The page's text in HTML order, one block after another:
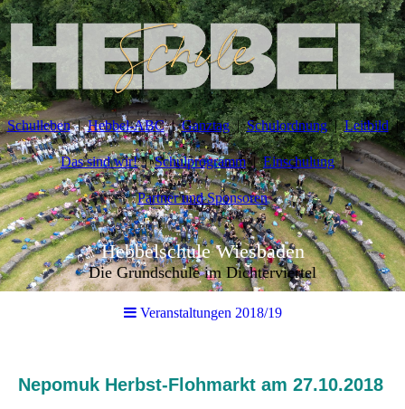
Schulleben Hebbel-ABC Ganztag Schulordnung Leitbild
Das sind wir! Schulprogramm Einschulung
Partner und Sponsoren
Hebbelschule Wiesbaden
Die Grundschule im Dichterviertel
Veranstaltungen 2018/19
Nepomuk Herbst-Flohmarkt am 27.10.2018